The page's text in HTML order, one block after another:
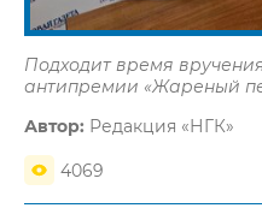
Подходит время
антипремии «Жареный
Автор: Редакция «НГК»
4069